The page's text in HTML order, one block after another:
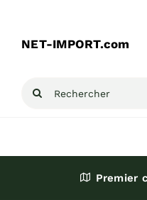
contenu
NET-IMPORT.com
Rechercher:
Premier